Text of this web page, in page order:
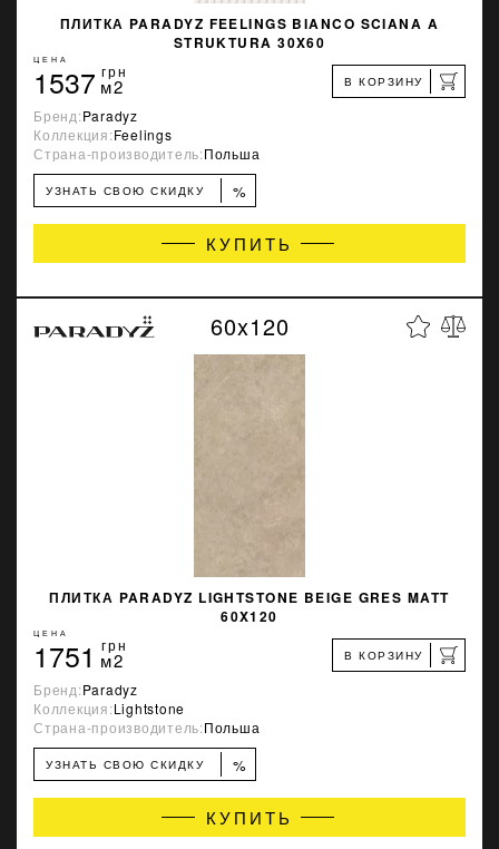
ПЛИТКА PARADYZ FEELINGS BIANCO SCIANA A
STRUKTURA 30X60
ЦЕНА
1537 грн
м2 В КОРЗИНУ
Бренд:Paradyz
Коллекция:Feelings
Страна-производитель:Польша
УЗНАТЬ СВОЮ СКИДКУ %
КУПИТЬ
60x120
ПЛИТКА PARADYZ LIGHTSTONE BEIGE GRES MATT
60X120
ЦЕНА
1751 грн
м2 В КОРЗИНУ
Бренд:Paradyz
Коллекция:Lightstone
Страна-производитель:Польша
УЗНАТЬ СВОЮ СКИДКУ %
КУПИТЬ